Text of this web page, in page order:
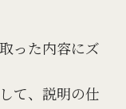
った内容にズ
て、説明の仕